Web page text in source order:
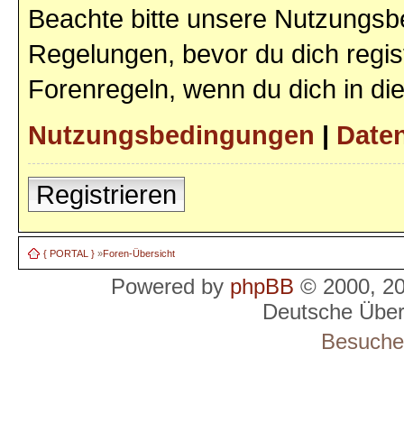
Beachte bitte unsere
Regelungen, bevor du dich
Forenregeln, wenn du dich in
Nutzungsbedingungen |
Registrieren
{ PORTAL } »Foren-Übersicht
Powered by phpBB © 2000,
Deutsche